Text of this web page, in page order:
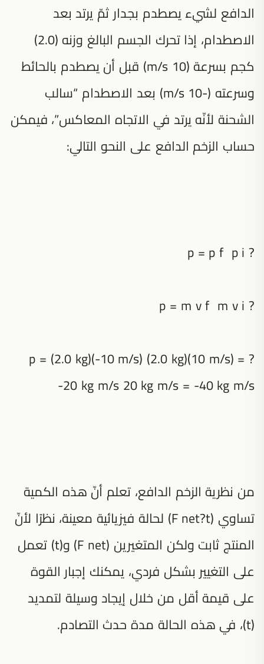
الدافع لشيء يصطدم بجدار ثمّ يرتد بعد
الاصطدام، إذا تحرك الجسم البالغ وزنه (2.0)
كجم بسرعة (10 m/s) قبل أن يصطدم بالحائط
وسرعته (-10 m/s) بعد الاصطدام “سالب
الشحنة لأنّه يرتد في الاتجاه المعاكس”، فيمكن
حساب الزخم الدافع على النحو التالي:
? p = p f p i
? p = m v f m v i
? p = (2.0 kg)(-10 m/s) (2.0 kg)(10 m/s) =
-20 kg m/s 20 kg m/s = -40 kg m/s
من نظرية الزخم الدافع، تعلم أنّ هذه الكمية
تساوي (F net?t) لحالة فيزيائية معينة، نظرًا لأنّ
المنتج ثابت ولكن المتغيرين (F net) و(t) تعمل
على التغيير بشكل فردي، يمكنك إجبار القوة
على قيمة أقل من خلال إيجاد وسيلة لتمديد
(t)، في هذه الحالة مدة حدث التصادم.